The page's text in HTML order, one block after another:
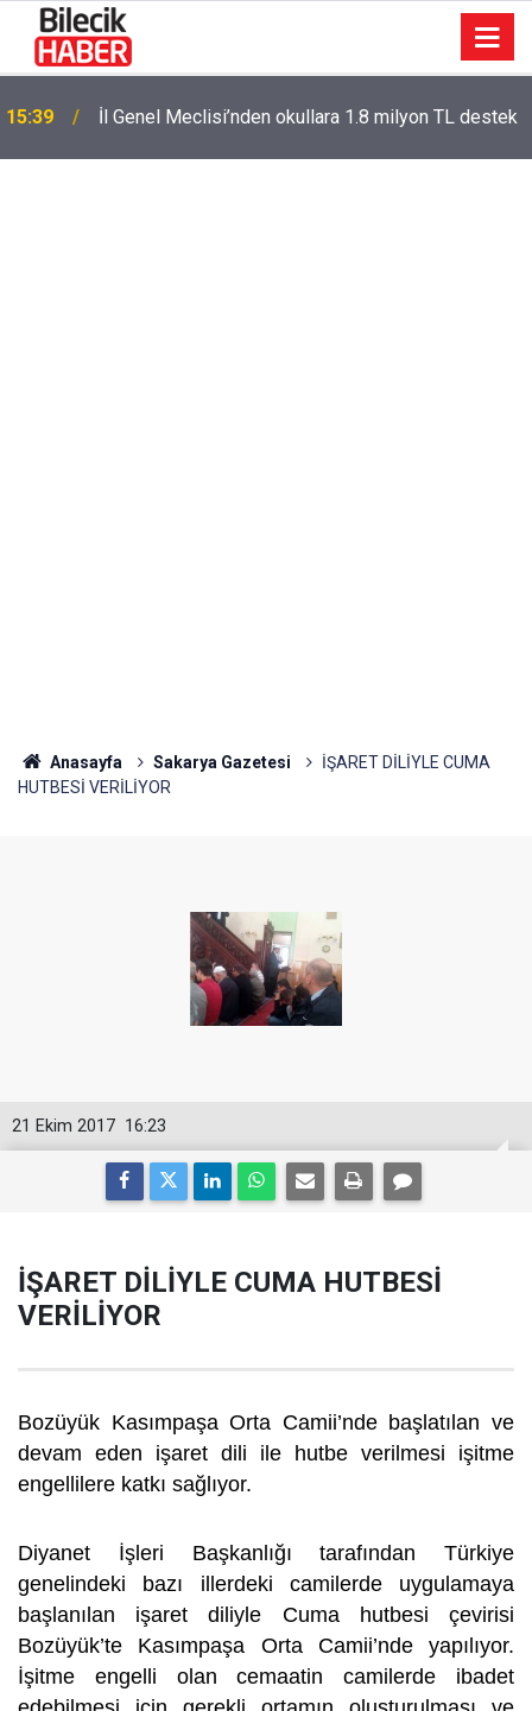
15:39 İl Genel Meclisi’nden okullara 1.8 milyon TL destek
Anasayfa Sakarya Gazetesi
İŞARET DİLİYLE CUMA
HUTBESİ VERİLİYOR
16:23
21 Ekim 2017
İŞARET DİLİYLE CUMA HUTBESİ
VERİLİYOR
Bozüyük Kasımpaşa Orta Camii’nde başlatılan ve
devam eden işaret dili ile hutbe verilmesi işitme
engellilere katkı sağlıyor.
Diyanet İşleri Başkanlığı tarafından Türkiye
genelindeki bazı illerdeki camilerde uygulamaya
başlanılan işaret diliyle Cuma hutbesi çevirisi
Bozüyük’te Kasımpaşa Orta Camii’nde yapılıyor.
İşitme engelli olan cemaatin camilerde ibadet